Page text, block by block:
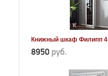
Книжный шкаф Филипп 4
8950 руб.